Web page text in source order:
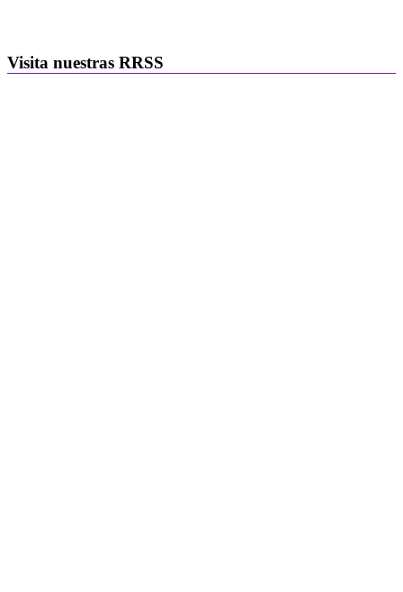
Visita nuestras RRSS